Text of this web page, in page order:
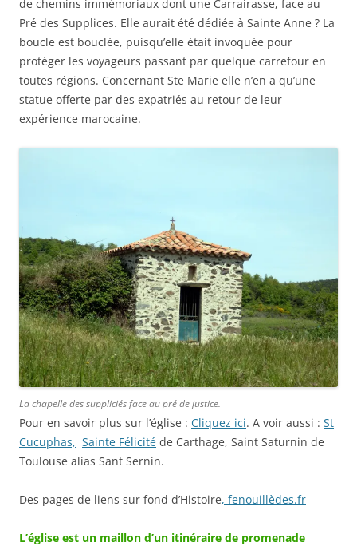
de chemins immémoriaux dont une Carrairasse, face au
Pré des Supplices. Elle aurait été dédiée à Sainte Anne ? La
boucle est bouclée, puisqu’elle était invoquée pour
protéger les voyageurs passant par quelque carrefour en
toutes régions. Concernant Ste Marie elle n’en a qu’une
statue offerte par des expatriés au retour de leur
expérience marocaine.
La chapelle des suppliciés face au pré de justice.
Pour en savoir plus sur l’église : Cliquez ici. A voir aussi : St
Cucuphas, Sainte Félicité de Carthage, Saint Saturnin de
Toulouse alias Sant Sernin.
Des pages de liens sur fond d’Histoire, fenouillèdes.fr
L’église est un maillon d’un itinéraire de promenade